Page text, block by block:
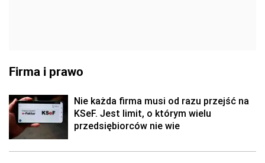
Firma i prawo
Nie każda firma musi od razu przejść na
KSeF. Jest limit, o którym wielu
przedsiębiorców nie wie